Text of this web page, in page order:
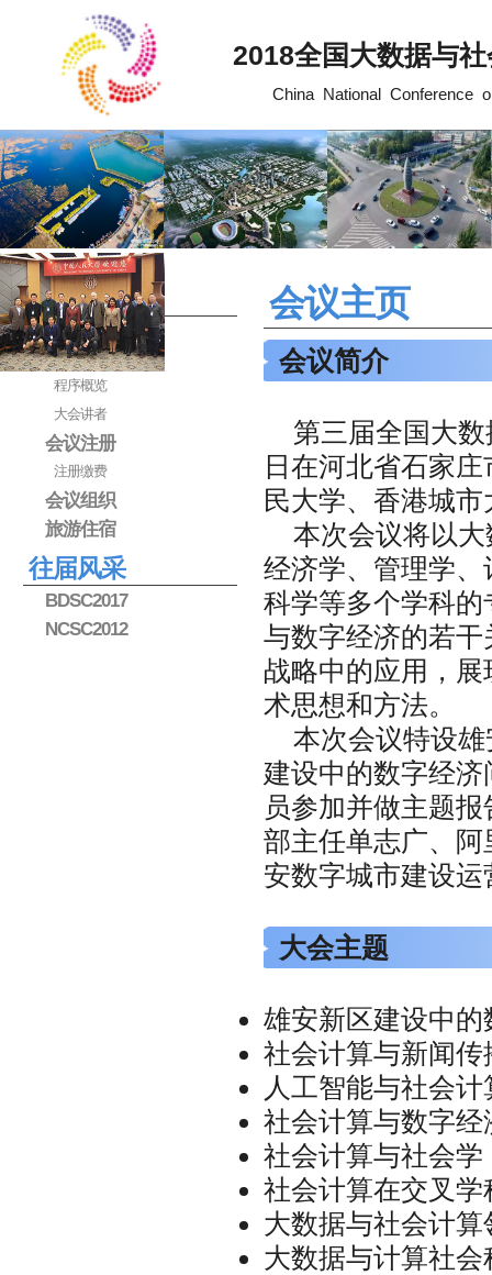
2018全国大数据与
China National Conference
BDSC2018
会议由来
会议程序
程序概览
大会讲者
会议注册
注册缴费
会议组织
旅游住宿
往届风采
BDSC2017
NCSC2012
会议主页
会议简介
第三届全国大
日在河北省石家
民大学、香港城
本次会议将以
经济学、管理学
科学等多个学科
与数字经济的若
战略中的应用，
术思想和方法。
本次会议特设
建设中的数字经
员参加并做主题
部主任单志广、
安数字城市建设
大会主题
雄安新区建设中的
社会计算与新闻传
人工智能与社会计
社会计算与数字经
社会计算与社会学
社会计算在交叉
大数据与社会计
大数据与计算社会